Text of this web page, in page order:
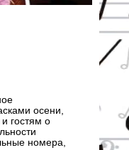
осени,
гостям о
номера,